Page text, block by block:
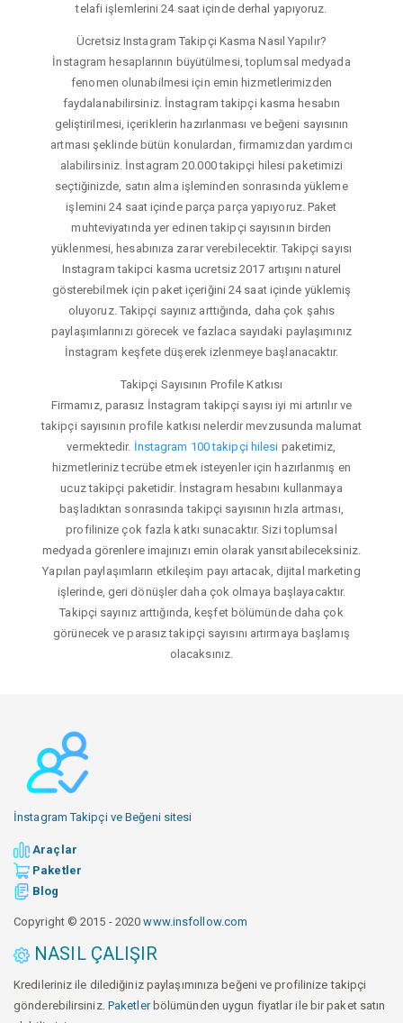
telafi işlemlerini 24 saat içinde derhal yapıyoruz.
Ücretsiz Instagram Takipçi Kasma Nasıl Yapılır?
İnstagram hesaplarının büyütülmesi, toplumsal medyada
fenomen olunabilmesi için emin hizmetlerimizden
faydalanabilirsiniz. İnstagram takipçi kasma hesabın
geliştirilmesi, içeriklerin hazırlanması ve beğeni sayısının
artması şeklinde bütün konulardan, firmamızdan yardımcı
alabilirsiniz. İnstagram 20.000 takipçi hilesi paketimizi
seçtiğinizde, satın alma işleminden sonrasında yükleme
işlemini 24 saat içinde parça parça yapıyoruz. Paket
muhteviyatında yer edinen takipçi sayısının birden
yüklenmesi, hesabınıza zarar verebilecektir. Takipçi sayısı
Instagram takipci kasma ucretsiz 2017 artışını naturel
gösterebilmek için paket içeriğini 24 saat içinde yüklemiş
oluyoruz. Takipçi sayınız arttığında, daha çok şahıs
paylaşımlarınızı görecek ve fazlaca sayıdaki paylaşımınız
İnstagram keşfete düşerek izlenmeye başlanacaktır.
Takipçi Sayısının Profile Katkısı
Firmamız, parasız İnstagram takipçi sayısı iyi mi artırılır ve
takipçi sayısının profile katkısı nelerdir mevzusunda malumat
vermektedir. İnstagram 100 takipçi hilesi paketimiz,
hizmetleriniz tecrübe etmek isteyenler için hazırlanmış en
ucuz takipçi paketidir. İnstagram hesabını kullanmaya
başladıktan sonrasında takipçi sayısının hızla artması,
profilinize çok fazla katkı sunacaktır. Sizi toplumsal
medyada görenlere imajınızı emin olarak yansıtabileceksiniz.
Yapılan paylaşımların etkileşim payı artacak, dijital marketing
işlerinde, geri dönüşler daha çok olmaya başlayacaktır.
Takipçi sayınız arttığında, keşfet bölümünde daha çok
görünecek ve parasız takipçi sayısını artırmaya başlamış
olacaksınız.
İnstagram Takipçi ve Beğeni sitesi
Araçlar
Paketler
Blog
Copyright © 2015 - 2020www.insfollow.com
NASIL ÇALIŞIR
Kredileriniz ile dilediğiniz paylaşımınıza beğeni ve profilinize takipçi
gönderebilirsiniz. Paketlerbölümünden uygun fiyatlar ile bir paket satın